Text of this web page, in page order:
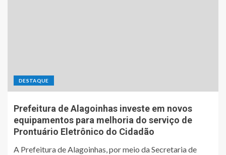
DESTAQUE
Prefeitura de Alagoinhas investe em novos
equipamentos para melhoria do serviço de
Prontuário Eletrônico do Cidadão
A Prefeitura de Alagoinhas, por meio da Secretaria de